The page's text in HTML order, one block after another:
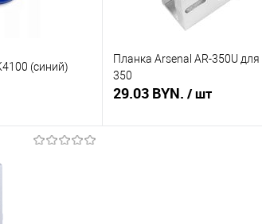
(синий)
Планка Arsenal AR-350U
350
29.03 BYN. / шт